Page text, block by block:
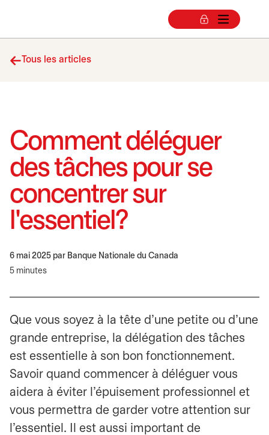
Tous les articles
Comment déléguer
des tâches pour se
concentrer sur
l'essentiel?
6 mai 2025 par Banque Nationale du Canada
5 minutes
Que vous soyez à la tête d’une petite ou d’une
grande entreprise, la délégation des tâches
est essentielle à son bon fonctionnement.
Savoir quand commencer à déléguer vous
aidera à éviter l’épuisement professionnel et
vous permettra de garder votre attention sur
l’essentiel. Il est aussi important de